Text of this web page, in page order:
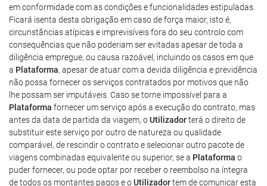
em conformidade com as condições e funcionalidades estipuladas.
Ficará isenta desta obrigação em caso de força maior, isto é,
circunstâncias atípicas e imprevisíveis fora do seu controlo com
consequências que não poderiam ser evitadas apesar de toda a
diligência empregue, ou causa razoável, incluindo os casos em que
a Plataforma, apesar de atuar com a devida diligência e previdência
não possa fornecer os serviços contratados por motivos que não
lhe possam ser imputáveis. Caso se torne impossível para a
Plataforma fornecer um serviço após a execução do contrato, mas
antes da data de partida da viagem, oUtilizadorterá o direito de
substituir este serviço por outro de natureza ou qualidade
comparável, de rescindir o contrato e selecionar outro pacote de
viagens combinadas equivalente ou superior, se a Plataforma o
puder fornecer, ou pode optar por receber o reembolso na íntegra
de todos os montantes pagos e oUtilizadortem de comunicar esta